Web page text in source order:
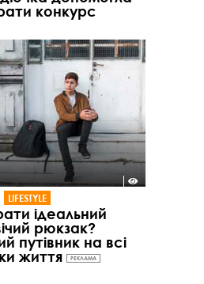
конкурс
LIFESTYLE
ідеальний
рюкзак?
путівник на всі
життя
РЕКЛАМА